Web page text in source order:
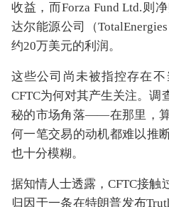
收益，而Forza Fund Ltd.则
达尔能源公司（
约20万美元的利润。
这些公司尚未被指控存在
CFTC为何对其产生关注。调
秘的市场角落——在那里，
何一笔交易的动机都难以推
也十分模糊。
据知情人士透露，CFTC接触
归因于一条在特朗普发布